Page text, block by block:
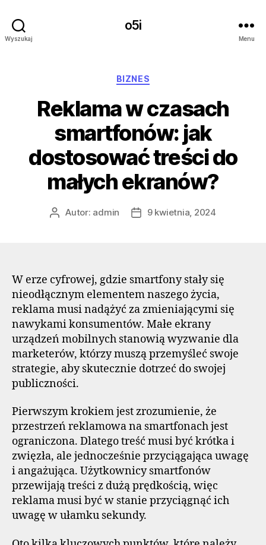
Wyszukaj
o5i
Menu
Kategorie
BIZNES
Reklama w czasach
smartfonów: jak
dostosować treści do
małych ekranów?
AutorAutor: admin
Data9 kwietnia, 2024
W erze cyfrowej, gdzie smartfony stały się
nieodłącznym elementem naszego życia,
reklama musi nadążyć za zmieniającymi się
nawykami konsumentów. Małe ekrany
urządzeń mobilnych stanowią wyzwanie dla
marketerów, którzy muszą przemyśleć swoje
strategie, aby skutecznie dotrzeć do swojej
publiczności.
Pierwszym krokiem jest zrozumienie, że
przestrzeń reklamowa na smartfonach jest
ograniczona. Dlatego treść musi być krótka i
zwięzła, ale jednocześnie przyciągająca uwagę
i angażująca. Użytkownicy smartfonów
przewijają treści z dużą prędkością, więc
reklama musi być w stanie przyciągnąć ich
uwagę w ułamku sekundy.